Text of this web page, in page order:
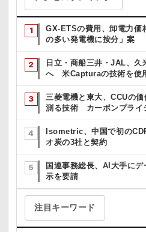
GX-ETSの費用、卸電力
の多い発電機に按分」案
日立・商船三井・JAL、久
へ 米Capturaの技術を使
三菱電機と東大、CCUの
測る技術 カーボンプライ
Isometric、中国で初の
オ炭の3社と契約
国連事務総長、AI大手に
示を要請
注目キーワード